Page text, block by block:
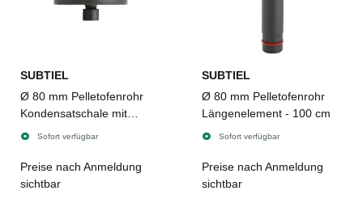
SUBTIEL
Ø 80 mm Pelletofenrohr
Kondensatschale mit
AblaufSofort verfügbar
Preise nach Anmeldung
sichtbar
SUBTIEL
Ø 80 mm Pelletofenrohr
Längenelement - 100 cm
Sofort verfügbar
Preise nach Anmeldung
sichtbar